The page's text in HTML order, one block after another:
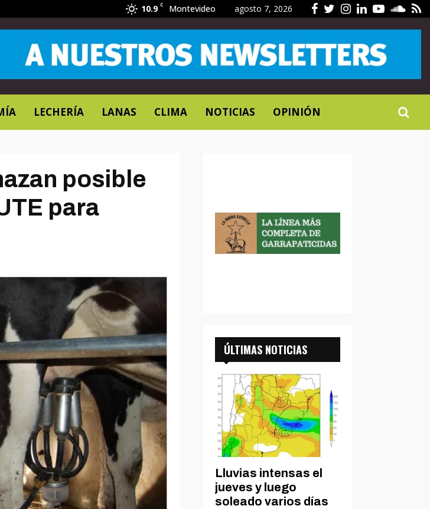
Facebook
Twitter
Instagram
Linkedin
10.9 C Montevideo agosto 7, 2026
LECHERÍA LANAS CLIMA NOTICIAS OPINIÓN
posible
para
ÚLTIMAS NOTICIAS
Lluvias intensas el
jueves y luego
soleado varios días